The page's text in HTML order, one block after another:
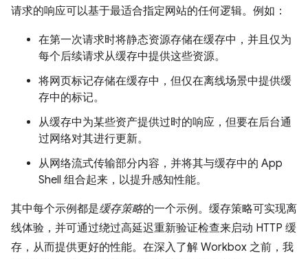
请求的响应可以基于最适合指定网站的任何逻辑。例如：
在第一次请求时将静态资源存储在缓存中，并且仅为
每个后续请求从缓存中提供这些资源。
将网页标记存储在缓存中，但仅在离线场景中提供缓
存中的标记。
从缓存中为某些资产提供过时的响应，但要在后台通
过网络对其进行更新。
从网络流式传输部分内容，并将其与缓存中的 App
Shell 组合起来，以提升感知性能。
其中每个示例都是缓存策略的一个示例。缓存策略可实现离
线体验，并可通过绕过高延迟重新验证检查来启动 HTTP 缓
存，从而提供更好的性能。在深入了解 Workbox 之前，我